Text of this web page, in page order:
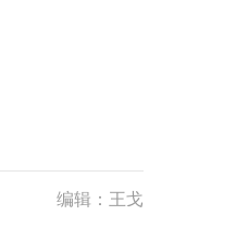
编辑：王戈